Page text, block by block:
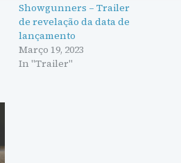
Showgunners – Trailer
de revelação da data de
lançamento
Março 19, 2023
In "Trailer"